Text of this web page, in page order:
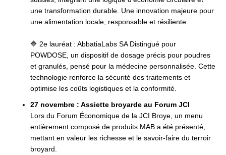
une transformation durable. Une innovation majeure pour
une alimentation locale, responsable et résiliente.
🔷 2e lauréat : AbbatiaLabs SA Distingué pour
POWDOSE, un dispositif de dosage précis pour poudres
et granulés, pensé pour la médecine personnalisée. Cette
technologie renforce la sécurité des traitements et
optimise les coûts logistiques et la conformité.
27 novembre : Assiette broyarde au Forum JCI
Lors du Forum Économique de la JCI Broye, un menu
entièrement composé de produits MAB a été présenté,
mettant en valeur les richesse et le savoir-faire du terroir
broyard.